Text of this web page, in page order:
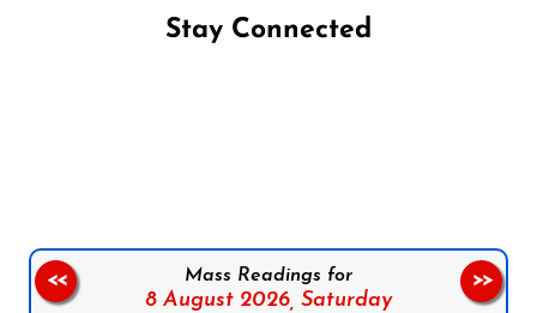
Stay Connected
Mass Readings for
8 August 2026, Saturday
<< >>